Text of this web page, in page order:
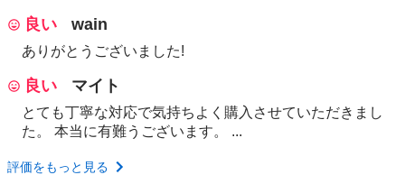
良い wain
ありがとうございました!
良い マイト
とても丁寧な対応で気持ちよく購入させていただきまし
た。 本当に有難うございます。 ...
評価をもっと見る